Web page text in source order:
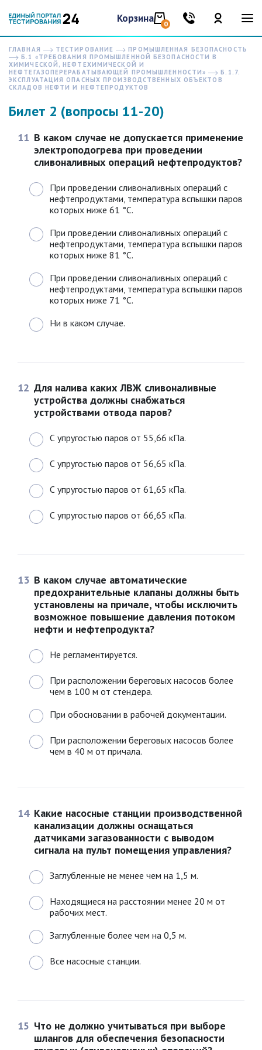
Корзина 0
ГЛАВНАЯ ТЕСТИРОВАНИЕ
ПРОМЫШЛЕННАЯ БЕЗОПАСНОСТЬ
Б.1 «ТРЕБОВАНИЯ ПРОМЫШЛЕННОЙ БЕЗОПАСНОСТИ В
ХИМИЧЕСКОЙ, НЕФТЕХИМИЧЕСКОЙ И
НЕФТЕГАЗОПЕРЕРАБАТЫВАЮЩЕЙ ПРОМЫШЛЕННОСТИ»
Б.1.7.
ЭКСПЛУАТАЦИЯ ОПАСНЫХ ПРОИЗВОДСТВЕННЫХ ОБЪЕКТОВ
СКЛАДОВ НЕФТИ И НЕФТЕПРОДУКТОВ
Билет 2 (вопросы 11-20)
11 В каком случае не допускается применение
электроподогрева при проведении
сливоналивных операций нефтепродуктов?
При проведении сливоналивных операций с
нефтепродуктами, температура вспышки паров
которых ниже 61 °C.
При проведении сливоналивных операций с
нефтепродуктами, температура вспышки паров
которых ниже 81 °C.
При проведении сливоналивных операций с
нефтепродуктами, температура вспышки паров
которых ниже 71 °C.
Ни в каком случае.
12 Для налива каких ЛВЖ сливоналивные
устройства должны снабжаться
устройствами отвода паров?
С упругостью паров от 55,66 кПа.
С упругостью паров от 56,65 кПа.
С упругостью паров от 61,65 кПа.
С упругостью паров от 66,65 кПа.
13 В каком случае автоматические
предохранительные клапаны должны быть
установлены на причале, чтобы исключить
возможное повышение давления потоком
нефти и нефтепродукта?
Не регламентируется.
При расположении береговых насосов более
чем в 100 м от стендера.
При обосновании в рабочей документации.
При расположении береговых насосов более
чем в 40 м от причала.
14 Какие насосные станции производственной
канализации должны оснащаться
датчиками загазованности с выводом
сигнала на пульт помещения управления?
Заглубленные не менее чем на 1,5 м.
Находящиеся на расстоянии менее 20 м от
рабочих мест.
Заглубленные более чем на 0,5 м.
Все насосные станции.
15 Что не должно учитываться при выборе
шлангов для обеспечения безопасности